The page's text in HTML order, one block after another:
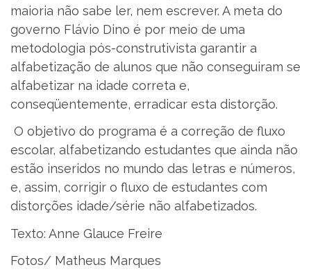
maioria não sabe ler, nem escrever. A meta do
governo Flávio Dino é por meio de uma
metodologia pós-construtivista garantir a
alfabetização de alunos que não conseguiram se
alfabetizar na idade correta e,
conseqüentemente, erradicar esta distorção.
O objetivo do programa é a correção de fluxo
escolar, alfabetizando estudantes que ainda não
estão inseridos no mundo das letras e números,
e, assim, corrigir o fluxo de estudantes com
distorções idade/série não alfabetizados.
Texto: Anne Glauce Freire
Fotos/ Matheus Marques